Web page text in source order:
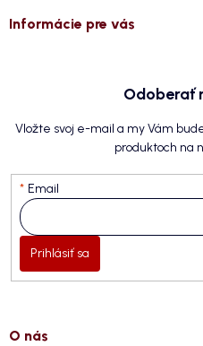
Informácie pre vás
Odoberať
Vložte svoj e-mail a my Vám
produktoch na
Email
Prihlásiť sa
O nás